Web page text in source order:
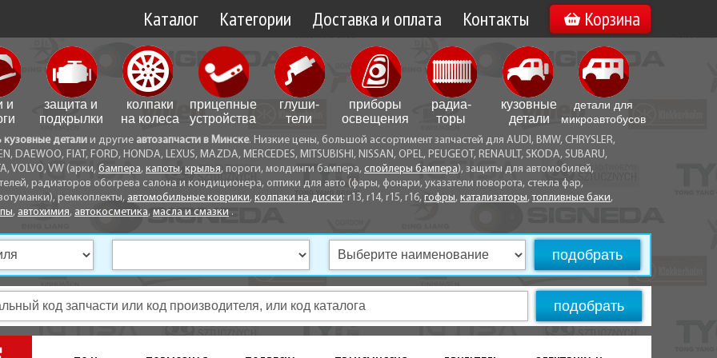
Каталог Категории Доставка и оплата
Доставка по Минску
Доставка по Беларуси
Самовывоз
Способы оплаты
Контакты
Вакансии
Корзина
и
защита и
подкрылки
колпаки
на колеса
прицепные
устройства
глуши­
тели
приборы
освещения
радиа­
торы
кузовные
детали
детали для
микро­автобусов
кузовные детали и другие автозапчасти в Минске. Низкие цены, большой ассортимент запчастей для AUDI, BMW, CHRYSLER,
DAEWOO, FIAT, FORD, HONDA, LEXUS, MAZDA, MERCEDES, MITSUBISHI, NISSAN, OPEL, PEUGEOT, RENAULT, SKODA, SUBARU,
VOLVO, VW (арки, бампера, капоты, крылья, пороги, молдинги бампера, спойлеры бампера), защиты для автомобилей,
радиаторов обогрева салона и кондиционера, оптики для авто (фары, фонари, указатели поворота, стекла фар,
ремкоплекты, автомобильные коврики, колпаки на диски: r13, r14, r15, r16, гофры, катализаторы,топливные баки,
, автохимия, автокосметика, масла и смазки .